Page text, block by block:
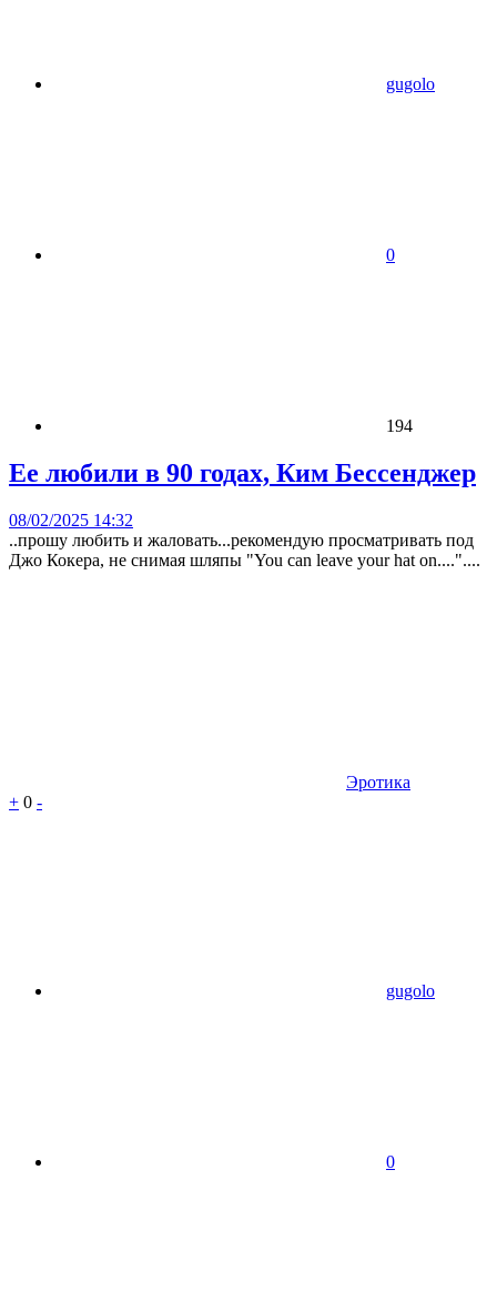
gugolo
0
194
Ее любили в 90 годах, Ким Бессенджер
08/02/2025 14:32
..прошу любить и жаловать...рекомендую просматривать под
Джо Кокера, не снимая шляпы "You can leave your hat on...."....
Эротика
+ 0 -
gugolo
0